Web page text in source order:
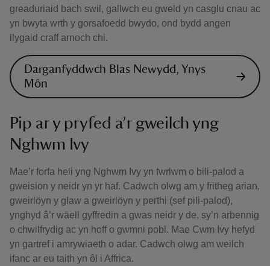
greaduriaid bach swil, gallwch eu gweld yn casglu cnau ac
yn bwyta wrth y gorsafoedd bwydo, ond bydd angen
llygaid craff arnoch chi.
Darganfyddwch Blas Newydd, Ynys
Môn
Pip ar y pryfed a’r gweilch yng
Nghwm Ivy
Mae’r forfa heli yng Nghwm Ivy yn fwrlwm o bili-palod a
gweision y neidr yn yr haf. Cadwch olwg am y fritheg arian,
gweirlöyn y glaw a gweirlöyn y perthi (sef pili-palod),
ynghyd â’r wäell gyffredin a gwas neidr y de, sy’n arbennig
o chwilfrydig ac yn hoff o gwmni pobl. Mae Cwm Ivy hefyd
yn gartref i amrywiaeth o adar. Cadwch olwg am weilch
ifanc ar eu taith yn ôl i Affrica.